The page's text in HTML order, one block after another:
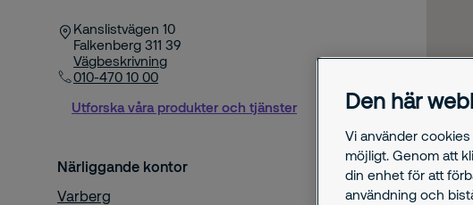
Kanslistvägen 10
Falkenberg 311 39
Vägbeskrivning
010-470 10 00
Utforska våra produkter och tjänster
Närliggande kontor
Varberg
Den här
Vi använder
möjligt. Genom att
din enhet för att
användning och